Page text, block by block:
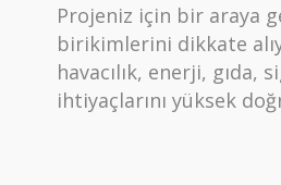
Projeniz için bir araya
birikimlerini dikkate
havacılık, enerji, gıda,
ihtiyaçlarını yüksek